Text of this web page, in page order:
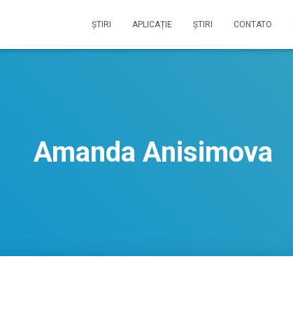
ŞTIRI APLICAȚIE ŞTIRI CONTATO
Amanda Anisimova